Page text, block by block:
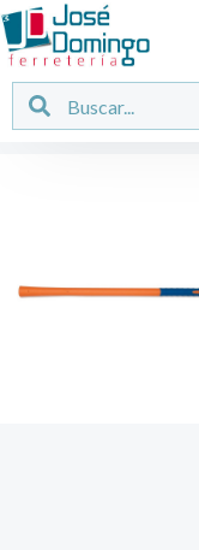
Ir
al
contenido
Buscar Buscar